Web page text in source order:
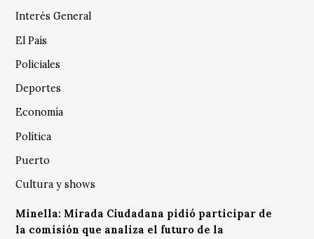
Interés General
El País
Policiales
Deportes
Economía
Política
Puerto
Cultura y shows
Minella: Mirada Ciudadana pidió participar de
la comisión que analiza el futuro de la